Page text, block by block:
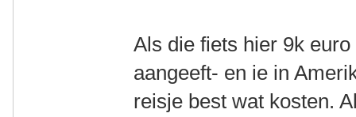
Als die fiets hier 9k
aangeeft- en ie in
reisje best wat kosten.